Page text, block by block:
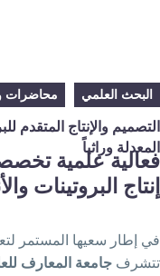
البحث العلمي محاضرات
والإنتاج المتقدم
وراثياً
علمية
البروتينات
إطار سعيها المستمر
جامعة المعارف